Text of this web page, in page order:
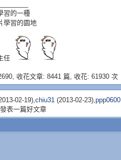
習的一種
學習的園地
任
收花文章: 8441 篇, 收花: 61930 次
02-19),chiu31 (2013-02-23),ppp0600
表一篇好文章